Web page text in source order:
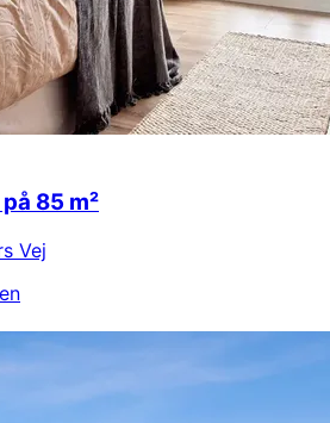
85 m²
Vej